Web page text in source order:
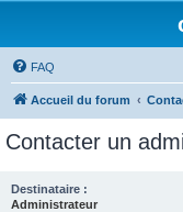
FAQ
Accueil du forum
Contacter un
Destinataire :
Administrateur